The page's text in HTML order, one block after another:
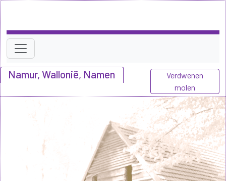
Namur, Wallonië, Namen
Verdwenen
molen